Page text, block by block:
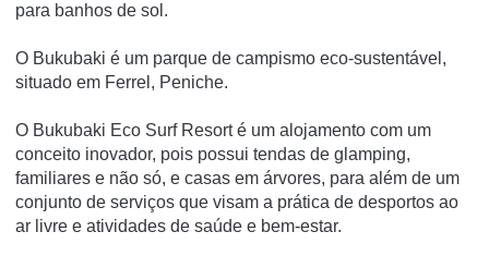
para banhos de sol.
O Bukubaki é um parque de campismo eco-sustentável,
situado em Ferrel, Peniche.
O Bukubaki Eco Surf Resort é um alojamento com um
conceito inovador, pois possui tendas de glamping,
familiares e não só, e casas em árvores, para além de um
conjunto de serviços que visam a prática de desportos ao
ar livre e atividades de saúde e bem-estar.